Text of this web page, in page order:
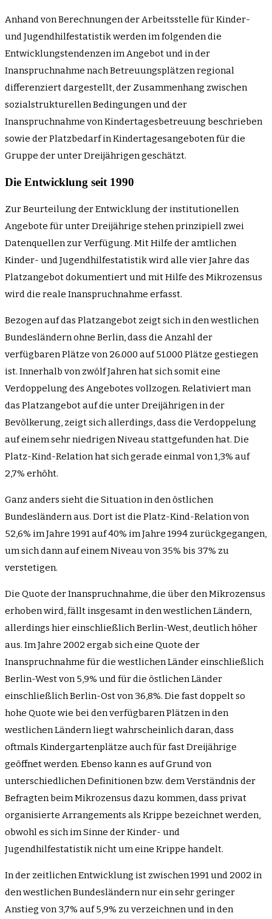
Anhand von Berechnungen der Arbeitsstelle für Kinder-
und Jugendhilfestatistik werden im folgenden die
Entwicklungstendenzen im Angebot und in der
Inanspruchnahme nach Betreuungsplätzen regional
differenziert dargestellt, der Zusammenhang zwischen
sozialstrukturellen Bedingungen und der
Inanspruchnahme von Kindertagesbetreuung beschrieben
sowie der Platzbedarf in Kindertagesangeboten für die
Gruppe der unter Dreijährigen geschätzt.
Die Entwicklung seit 1990
Zur Beurteilung der Entwicklung der institutionellen
Angebote für unter Dreijährige stehen prinzipiell zwei
Datenquellen zur Verfügung. Mit Hilfe der amtlichen
Kinder- und Jugendhilfestatistik wird alle vier Jahre das
Platzangebot dokumentiert und mit Hilfe des Mikrozensus
wird die reale Inanspruchnahme erfasst.
Bezogen auf das Platzangebot zeigt sich in den westlichen
Bundesländern ohne Berlin, dass die Anzahl der
verfügbaren Plätze von 26.000 auf 51.000 Plätze gestiegen
ist. Innerhalb von zwölf Jahren hat sich somit eine
Verdoppelung des Angebotes vollzogen. Relativiert man
das Platzangebot auf die unter Dreijährigen in der
Bevölkerung, zeigt sich allerdings, dass die Verdoppelung
auf einem sehr niedrigen Niveau stattgefunden hat. Die
Platz-Kind-Relation hat sich gerade einmal von 1,3% auf
2,7% erhöht.
Ganz anders sieht die Situation in den östlichen
Bundesländern aus. Dort ist die Platz-Kind-Relation von
52,6% im Jahre 1991 auf 40% im Jahre 1994 zurückgegangen,
um sich dann auf einem Niveau von 35% bis 37% zu
verstetigen.
Die Quote der Inanspruchnahme, die über den Mikrozensus
erhoben wird, fällt insgesamt in den westlichen Ländern,
allerdings hier einschließlich Berlin-West, deutlich höher
aus. Im Jahre 2002 ergab sich eine Quote der
Inanspruchnahme für die westlichen Länder einschließlich
Berlin-West von 5,9% und für die östlichen Länder
einschließlich Berlin-Ost von 36,8%. Die fast doppelt so
hohe Quote wie bei den verfügbaren Plätzen in den
westlichen Ländern liegt wahrscheinlich daran, dass
oftmals Kindergartenplätze auch für fast Dreijährige
geöffnet werden. Ebenso kann es auf Grund von
unterschiedlichen Definitionen bzw. dem Verständnis der
Befragten beim Mikrozensus dazu kommen, dass privat
organisierte Arrangements als Krippe bezeichnet werden,
obwohl es sich im Sinne der Kinder- und
Jugendhilfestatistik nicht um eine Krippe handelt.
In der zeitlichen Entwicklung ist zwischen 1991 und 2002 in
den westlichen Bundesländern nur ein sehr geringer
Anstieg von 3,7% auf 5,9% zu verzeichnen und in den